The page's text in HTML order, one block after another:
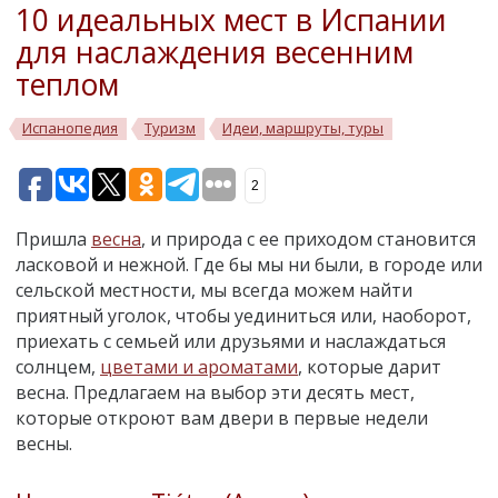
10 идеальных мест в Испании
для наслаждения весенним
теплом
Испанопедия Туризм Идеи, маршруты, туры
2
Пришла весна, и природа с ее приходом становится
ласковой и нежной. Где бы мы ни были, в городе или
сельской местности, мы всегда можем найти
приятный уголок, чтобы уединиться или, наоборот,
приехать с семьей или друзьями и наслаждаться
солнцем, цветами и ароматами, которые дарит
весна. Предлагаем на выбор эти десять мест,
которые откроют вам двери в первые недели
весны.